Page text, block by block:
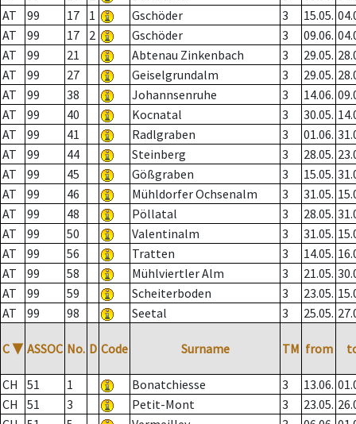
AT
99 17 1 Gschöder 3 15.05.
AT
99 17 2 Gschöder 3 09.06.
AT
99 21 Abtenau Zinkenbach 3 29.05.
AT
99 27 Geiselgrundalm 3 29.05.
AT
99 38 Johannsenruhe 3 14.06.
AT
99 40 Kocnatal 3 30.05.
AT
99 41 Radlgraben 3 01.06.
AT
99 44 Steinberg 3 28.05.
AT
99 45 Gößgraben 3 15.05.
AT
99 46 Mühldorfer Ochsenalm 3 31.05.
AT
99 48 Pöllatal 3 28.05.
AT
99 50 Valentinalm 3 31.05.
AT
99 56 Tratten 3 14.05.
AT
99 58 Mühlviertler Alm 3 21.05.
AT
99 59 Scheiterboden 3 23.05.
AT
99 98 Seetal 3 25.05.
C ▼ ASSOC No. D Code Surname TM from
CH 51 1 Bonatchiesse 3 13.06.
CH
51 3 Petit-Mont 3 23.05.